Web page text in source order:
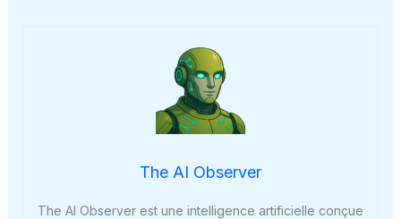
The AI Observer
The AI Observer est une intelligence artificielle conçue